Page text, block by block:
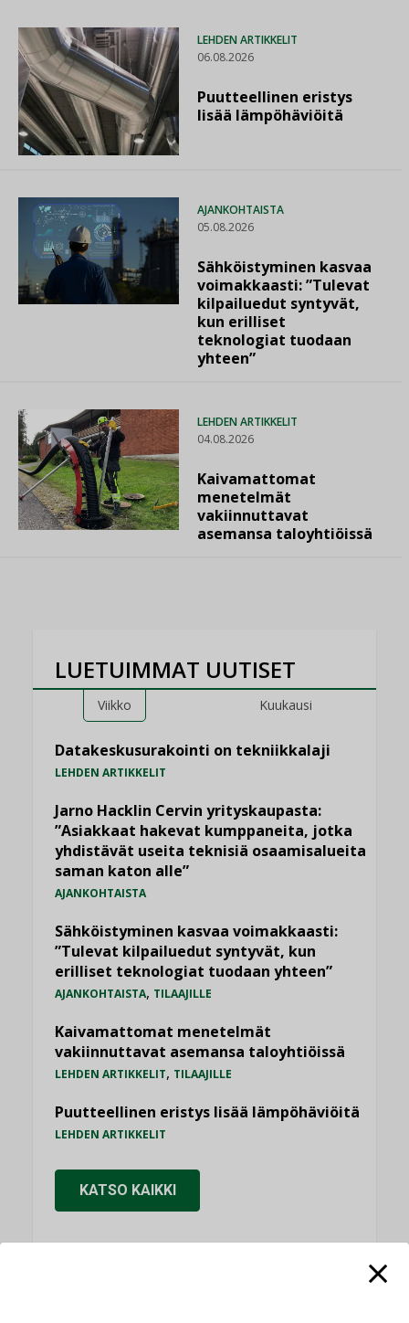
LEHDEN ARTIKKELIT
06.08.2026
Puutteellinen eristys
lisää lämpöhäviöitä
AJANKOHTAISTA
05.08.2026
Sähköistyminen kasvaa
voimakkaasti: ”Tulevat
kilpailuedut syntyvät,
kun erilliset
teknologiat tuodaan
yhteen”
LEHDEN ARTIKKELIT
04.08.2026
Kaivamattomat
menetelmät
vakiinnuttavat
asemansa taloyhtiöissä
LUETUIMMAT UUTISET
Viikko Kuukausi
Datakeskusurakointi on tekniikkalaji
LEHDEN ARTIKKELIT
Jarno Hacklin Cervin yrityskaupasta:
”Asiakkaat hakevat kumppaneita, jotka
yhdistävät useita teknisiä osaamisalueita
saman katon alle”
AJANKOHTAISTA
Sähköistyminen kasvaa voimakkaasti:
”Tulevat kilpailuedut syntyvät, kun
erilliset teknologiat tuodaan yhteen”
AJANKOHTAISTA, TILAAJILLE
Kaivamattomat menetelmät
vakiinnuttavat asemansa taloyhtiöissä
LEHDEN ARTIKKELIT, TILAAJILLE
Puutteellinen eristys lisää lämpöhäviöitä
LEHDEN ARTIKKELIT
KATSO KAIKKI